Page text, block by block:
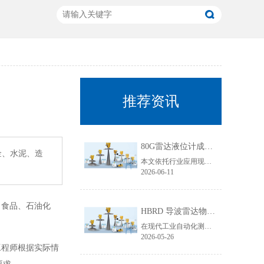
水泥、造
品、石油化
师根据实际情
推荐资讯
80G雷达液位计成行业主流！国产雷达液位计五大发展趋势解析
本文依托行业应用现状与技术迭代规律，聚焦80G雷达液位计技术升级核心，从高频迭代普及、数字化智能升级、工况专属定制、一体化结构优化、安全合规升级五大维度，深度拆解国产雷达液位计未来发展趋势，贴合工业选型需求与搜索引擎收录规则，为行业技术升级、设备采购改造提供专业参考。
2026-06-11
HBRD 导波雷达物位计全面介绍、应用场景及核心优势
在现代工业自动化测控领域，物位监测是生产线稳定运行、仓储管理、工艺调控的重要环节。面对粘稠介质、易结晶物料、低介电常数介质、狭小罐体、强腐蚀工况等复杂测量环境，传统液位、料位仪表常常出现测量不准、卡料、失灵、寿命短等问题。而HBRD导波雷达物位计凭借成熟的技术架构与稳定的实测表现，成为工业现场主流的精密物位测量设备。
2026-05-26